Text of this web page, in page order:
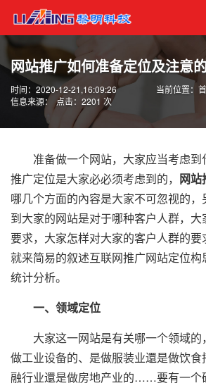
网站推广如何准备定位及注意
当前位置：
时间：2020-12-21,16:09:26
信息来源： 点击：2201 次
准备做一个网站，大家应当考虑到
推广定位是大家必必须考虑到的， 网站
哪几个方面的內容是大家不可忽视的
到大家的网站是对于哪种客户人群，
要求，大家怎样对大家的客户人群的
就来简易的叙述互联网推广网站定位
统计分析。
一、领域定位
大家这一网站是有关哪一个领域的
做工业设备的、是做服装业還是做饮
融行业還是做房地产业的……要有一个